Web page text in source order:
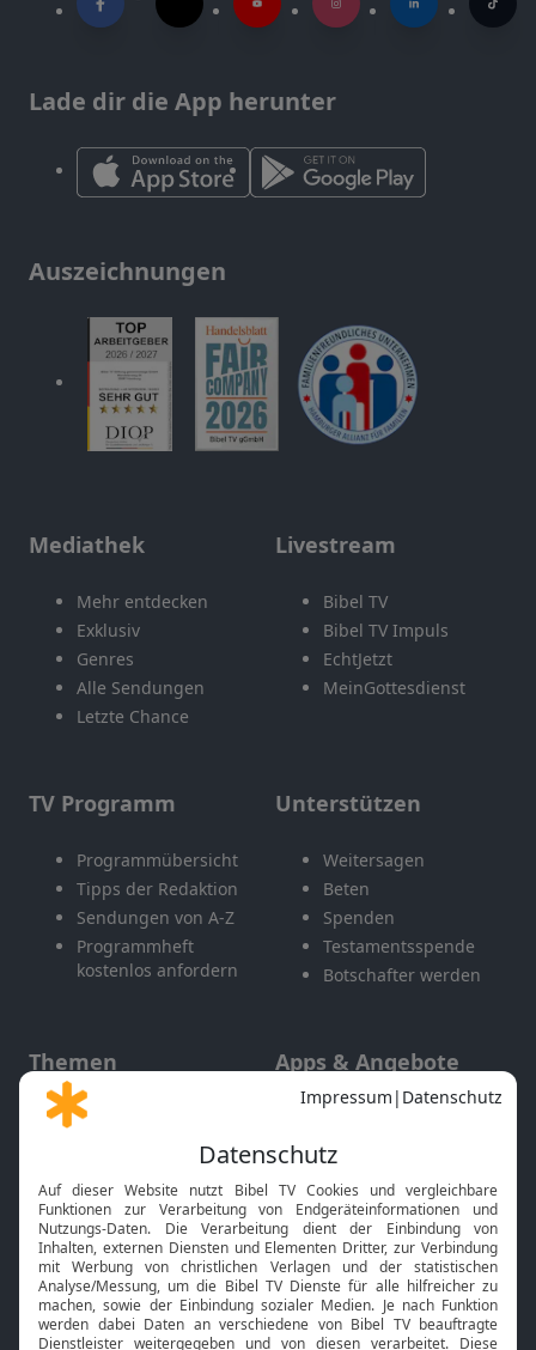
Lade dir die App herunter
Auszeichnungen
Mediathek
Mehr entdecken
Exklusiv
Genres
Alle Sendungen
Letzte Chance
Livestream
Bibel TV
Bibel TV Impuls
EchtJetzt
MeinGottesdienst
TV Programm
Programmübersicht
Tipps der Redaktion
Sendungen von A-Z
Programmheft
kostenlos anfordern
Unterstützen
Weitersagen
Beten
Spenden
Testamentsspende
Botschafter werden
Themen
Gott und Bibel erklärt
Neuigkeiten
Apps & Angebote
Mobile App
Smart TV
HbbTV
Bibelthek Online-Bibel
Nächster Gottesdienst